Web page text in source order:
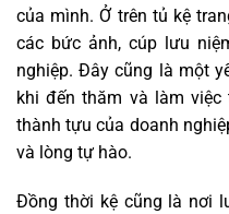
của mình. Ở trên tủ kệ
các bức ảnh, cúp lưu
nghiệp. Đây cũng là một
khi đến thăm và làm
thành tựu của doanh
và lòng tự hào.
Đồng thời kệ cũng là nơi